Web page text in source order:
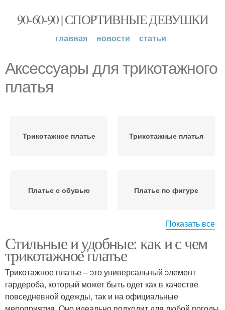
90-60-90 | СПОРТИВНЫЕ ДЕВУШКИ
главная новости статьи
Аксессуары для трикотажного
платья
Трикотажное платье Трикотажные платья
Платье с обувью Платье по фигуре
случаев
Показать все
Стильные и удобные: как и с чем
трикотажное платье
Трикотажное платье – это универсальный элемент
гардероба, который может быть одет как в качестве
повседневной одежды, так и на официальные